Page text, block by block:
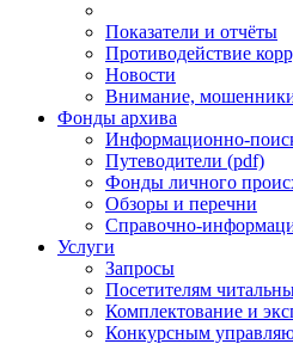
Показатели и отчёты
Противодействие
Новости
Внимание,
Фонды архива
Информационно-
Путеводители (pdf)
Фонды личного
Обзоры и перечни
Справочно-
Услуги
Запросы
Посетителям
Комплектование и
Конкурсным